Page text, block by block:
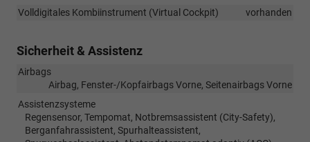
Volldigitales Kombiinstrument (Virtual Cockpit)
vorhanden
Sicherheit & Assistenz
Airbags
Airbag, Fenster-/Kopfairbags Vorne, Seitenairbags Vorne
Assistenzsysteme
Regensensor, Tempomat, Notbremsassistent (City-Safety),
Berganfahrassistent, Spurhalteassistent,